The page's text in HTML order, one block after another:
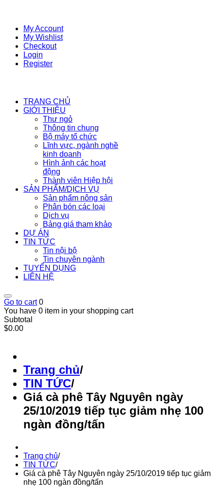
My Account
My Wishlist
Checkout
Login
Register
TRANG CHỦ
GIỚI THIỆU
Thư ngỏ
Thông tin chung
Bộ máy tổ chức
Lĩnh vực, ngành nghề
kinh doanh
Hình ảnh các hoạt
động
Thành viên Hiệp hội
SẢN PHẨM/DỊCH VỤ
Sản phẩm nông sản
Phân bón các loại
Dịch vụ
Bảng giá tham khảo
DỰ ÁN
TIN TỨC
Tin nội bộ
Tin chuyên ngành
TUYỂN DỤNG
LIÊN HỆ
Go to cart 0
You have 0 item in your shopping cart
Subtotal
$0.00
Trang chủ/
TIN TỨC/
Giá cà phê Tây Nguyên ngày
25/10/2019 tiếp tục giảm nhẹ 100
ngàn đồng/tấn
Trang chủ/
TIN TỨC/
Giá cà phê Tây Nguyên ngày 25/10/2019 tiếp tục giảm
nhẹ 100 ngàn đồng/tấn